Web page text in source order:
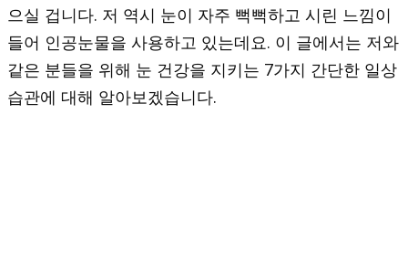
으실 겁니다. 저 역시 눈이 자주 뻑뻑하고 시린 느낌이
들어 인공눈물을 사용하고 있는데요. 이 글에서는 저와
같은 분들을 위해 눈 건강을 지키는 7가지 간단한 일상
습관에 대해 알아보겠습니다.